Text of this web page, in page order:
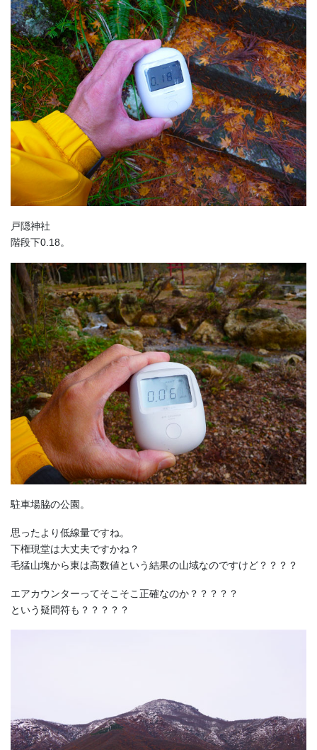
戸隠神社
階段下0.18。
駐車場脇の公園。
思ったより低線量ですね。
下権現堂は大丈夫ですかね？
毛猛山塊から東は高数値という結果の山域なのですけど？？？？
エアカウンターってそこそこ正確なのか？？？？？
という疑問符も？？？？？